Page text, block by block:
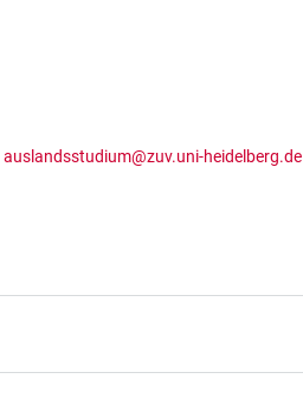
auslandsstudium@zuv.uni-heidelberg.de